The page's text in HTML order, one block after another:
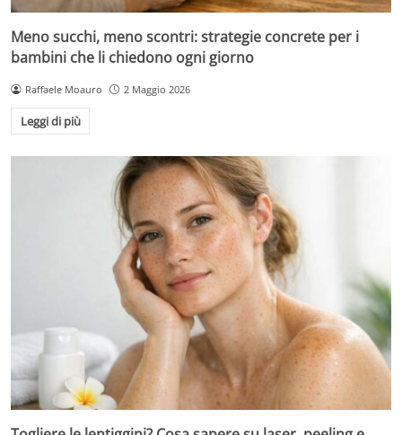
Meno succhi, meno scontri: strategie concrete per i
bambini che li chiedono ogni giorno
Raffaele Moauro 2 Maggio 2026
Leggi di più